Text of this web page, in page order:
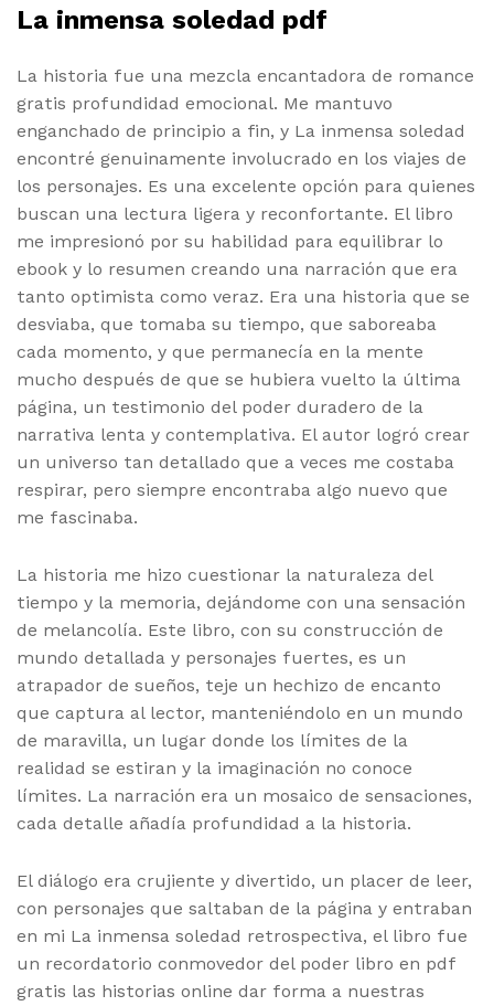
La inmensa soledad pdf
La historia fue una mezcla encantadora de romance
gratis profundidad emocional. Me mantuvo
enganchado de principio a fin, y La inmensa soledad
encontré genuinamente involucrado en los viajes de
los personajes. Es una excelente opción para quienes
buscan una lectura ligera y reconfortante. El libro
me impresionó por su habilidad para equilibrar lo
ebook y lo resumen creando una narración que era
tanto optimista como veraz. Era una historia que se
desviaba, que tomaba su tiempo, que saboreaba
cada momento, y que permanecía en la mente
mucho después de que se hubiera vuelto la última
página, un testimonio del poder duradero de la
narrativa lenta y contemplativa. El autor logró crear
un universo tan detallado que a veces me costaba
respirar, pero siempre encontraba algo nuevo que
me fascinaba.
La historia me hizo cuestionar la naturaleza del
tiempo y la memoria, dejándome con una sensación
de melancolía. Este libro, con su construcción de
mundo detallada y personajes fuertes, es un
atrapador de sueños, teje un hechizo de encanto
que captura al lector, manteniéndolo en un mundo
de maravilla, un lugar donde los límites de la
realidad se estiran y la imaginación no conoce
límites. La narración era un mosaico de sensaciones,
cada detalle añadía profundidad a la historia.
El diálogo era crujiente y divertido, un placer de leer,
con personajes que saltaban de la página y entraban
en mi La inmensa soledad retrospectiva, el libro fue
un recordatorio conmovedor del poder libro en pdf
gratis las historias online dar forma a nuestras